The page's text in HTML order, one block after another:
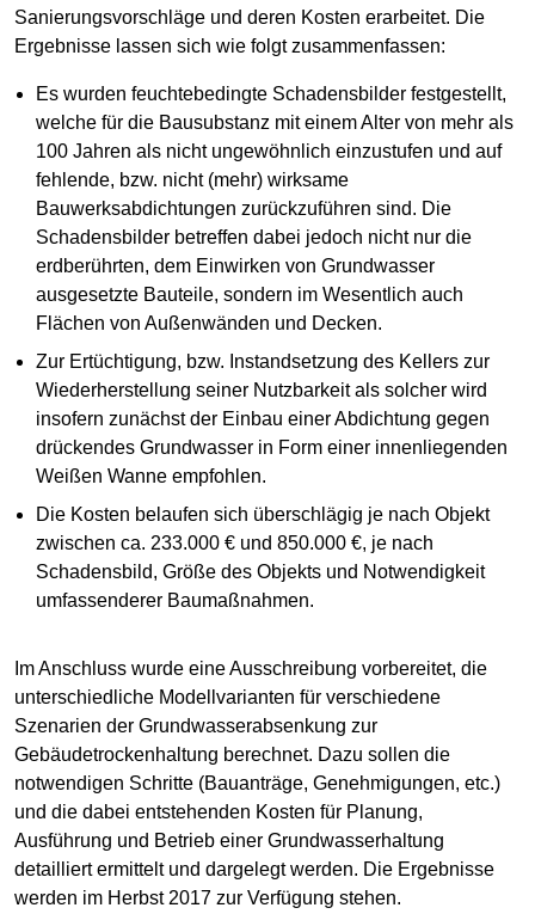
Sanierungsvorschläge und deren Kosten erarbeitet. Die
Ergebnisse lassen sich wie folgt zusammenfassen:
Es wurden feuchtebedingte Schadensbilder festgestellt,
welche für die Bausubstanz mit einem Alter von mehr als
100 Jahren als nicht ungewöhnlich einzustufen und auf
fehlende, bzw. nicht (mehr) wirksame
Bauwerksabdichtungen zurückzuführen sind. Die
Schadensbilder betreffen dabei jedoch nicht nur die
erdberührten, dem Einwirken von Grundwasser
ausgesetzte Bauteile, sondern im Wesentlich auch
Flächen von Außenwänden und Decken.
Zur Ertüchtigung, bzw. Instandsetzung des Kellers zur
Wiederherstellung seiner Nutzbarkeit als solcher wird
insofern zunächst der Einbau einer Abdichtung gegen
drückendes Grundwasser in Form einer innenliegenden
Weißen Wanne empfohlen.
Die Kosten belaufen sich überschlägig je nach Objekt
zwischen ca. 233.000 € und 850.000 €, je nach
Schadensbild, Größe des Objekts und Notwendigkeit
umfassenderer Baumaßnahmen.
Im Anschluss wurde eine Ausschreibung vorbereitet, die
unterschiedliche Modellvarianten für verschiedene
Szenarien der Grundwasserabsenkung zur
Gebäudetrockenhaltung berechnet. Dazu sollen die
notwendigen Schritte (Bauanträge, Genehmigungen, etc.)
und die dabei entstehenden Kosten für Planung,
Ausführung und Betrieb einer Grundwasserhaltung
detailliert ermittelt und dargelegt werden. Die Ergebnisse
werden im Herbst 2017 zur Verfügung stehen.